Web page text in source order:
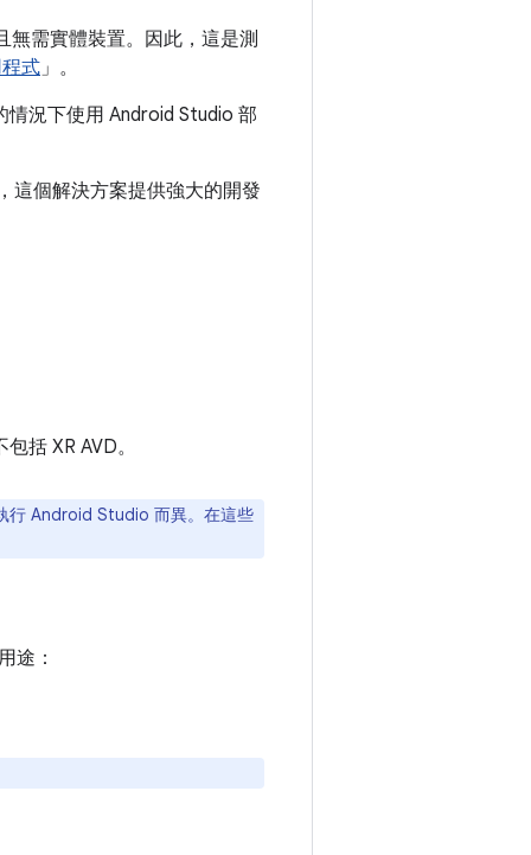
無需實體裝置。因此，這是測
式」。
情況下使用 Android Studio 部
這個解決方案提供強大的開發
括 XR AVD。
行 Android Studio 而異。在這些
途：